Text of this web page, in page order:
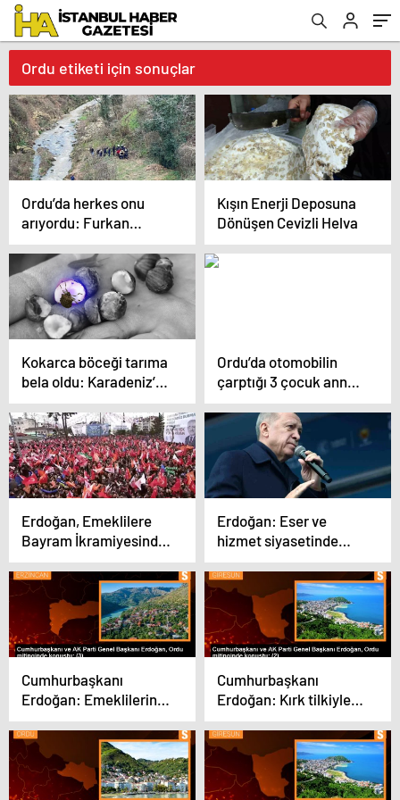
Ordu etiketi için sonuçlar
Ordu’da herkes onu
arıyordu: Furkan
Gündoğdu dere
yatağında bulundu!
Kışın Enerji Deposuna
Dönüşen Cevizli Helva
Kokarca böceği tarıma
bela oldu: Karadeniz’de
fındığı bitirdi!
Ordu’da otomobilin
çarptığı 3 çocuk annesi
hayatını kaybetti
Erdoğan, Emeklilere
Bayram İkramiyesinde
Artış Yapacak
Erdoğan: Eser ve
hizmet siyasetinde
bizimle yarışacak
kimse yok
Cumhurbaşkanı
Erdoğan: Emeklilerin
bayram ikramiyesi 3
bin liraya çıkacak
Cumhurbaşkanı
Erdoğan: Kırk tilkiyle
önümüzü kesmek
isteyenlerin sonu
hayırlı olmadı